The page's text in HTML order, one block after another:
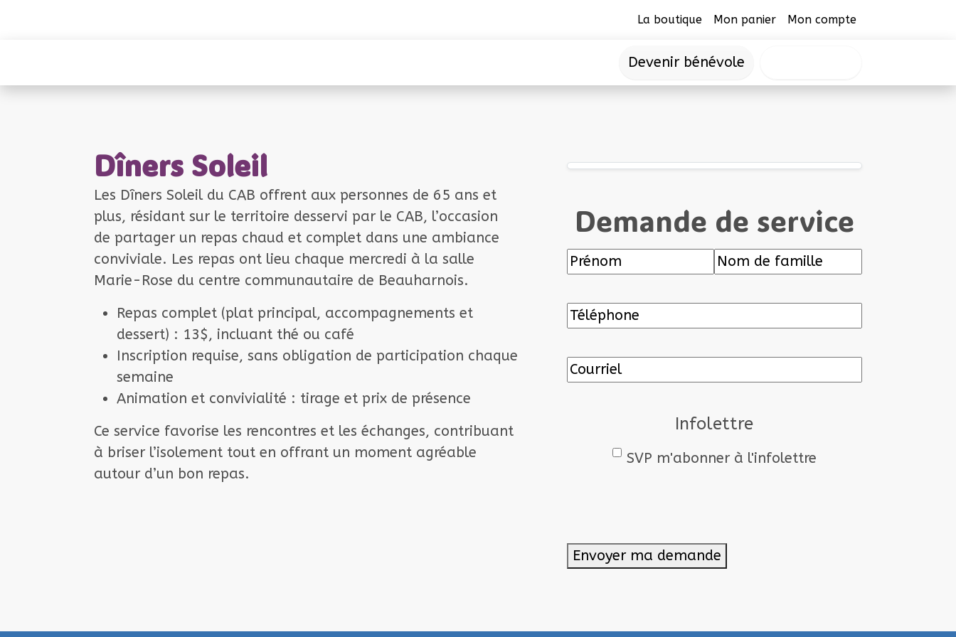
La boutique Mon panier Mon compte
Devenir bénévole
Demande de service
Nom
mail
Infolettre
SVP m'abonner à l'infolettre
Envoyer ma demande
Dîners Soleil
Les Dîners Soleildu CAB offrent aux personnes de 65 ans et
plus, résidant sur le territoire desservi par le CAB, l’occasion
de partager un repas chaud et complet dans une ambiance
conviviale. Les repas ont lieu chaque mercredi à la salle
Marie-Rose du centre communautaire de Beauharnois.
Repas complet (plat principal, accompagnements et
dessert) : 13$, incluant thé ou café
Inscription requise, sans obligation de participation chaque
semaine
Animation et convivialité : tirage et prix de présence
Ce service favorise les rencontres et les échanges, contribuant
à briser l’isolement tout en offrant un moment agréable
autour d’un bon repas.